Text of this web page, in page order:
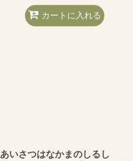
カートに入れる
あいさつはなかまのしるし